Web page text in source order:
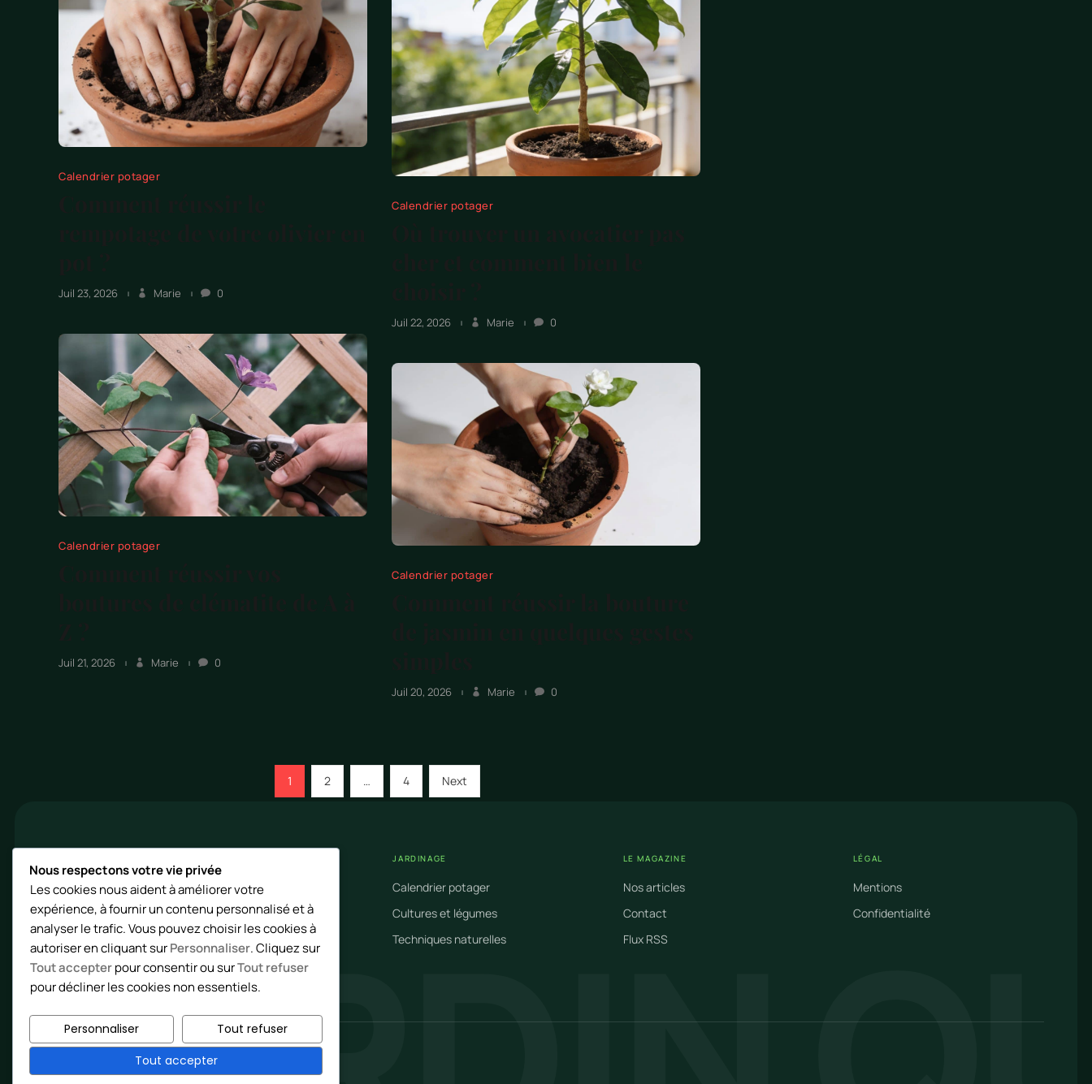
Calendrier potager
Juil 23, 2026 Marie 0
Calendrier potager
Juil 22, 2026 Marie 0
Calendrier potager
Juil 21, 2026 Marie 0
Calendrier potager
Juil 20, 2026 Marie 0
Pagination
publications
Page
1 Page
2 … Page
4 Next
page
JardinQuatre
Un magazine pour cultiver son potager à chaque
saison de l'année.
JARDINAGE
Calendrier potager
Cultures et légumes
Techniques naturelles
LE MAGAZINE
Nos articles
Contact
Flux RSS
LÉGAL
Mentions
Confidentialité
Nous respectons votre vie privée
Les cookies nous aident à améliorer votre
expérience, à fournir un contenu personnalisé et à
analyser le trafic. Vous pouvez choisir les cookies à
autoriser en cliquant surPersonnaliser. Cliquez sur
Tout accepterpour consentir ou surTout refuser
pour décliner les cookies non essentiels.
Personnaliser
Tout refuser
Tout accepter